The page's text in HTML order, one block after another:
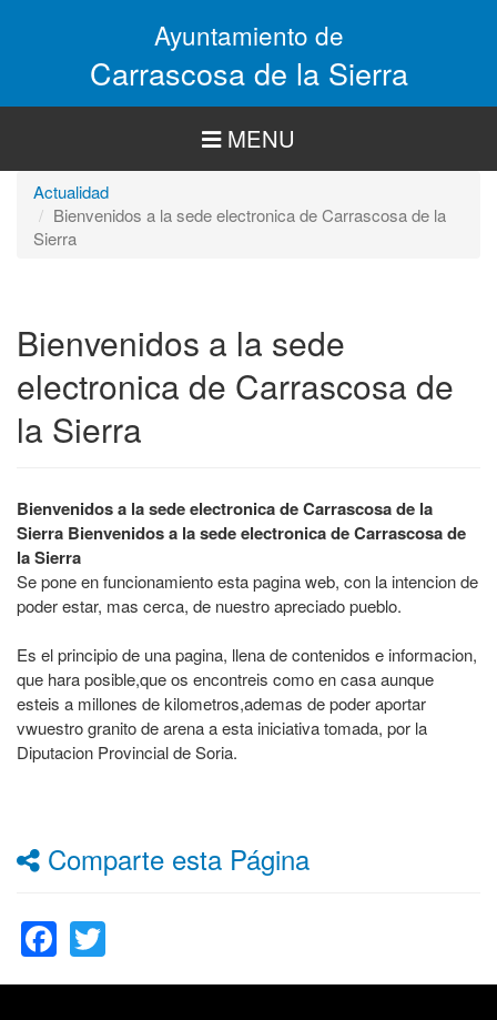
Ayuntamiento de
Carrascosa de la Sierra
MENU
Actualidad
Bienvenidos a la sede electronica de Carrascosa de la
Sierra
Bienvenidos a la sede
electronica de Carrascosa de
la Sierra
Bienvenidos a la sede electronica de Carrascosa de la
Sierra Bienvenidos a la sede electronica de Carrascosa de
la Sierra
Se pone en funcionamiento esta pagina web, con la intencion de
poder estar, mas cerca, de nuestro apreciado pueblo.
Es el principio de una pagina, llena de contenidos e informacion,
que hara posible,que os encontreis como en casa aunque
esteis a millones de kilometros,ademas de poder aportar
vwuestro granito de arena a esta iniciativa tomada, por la
Diputacion Provincial de Soria.
Comparte esta Página
Facebook